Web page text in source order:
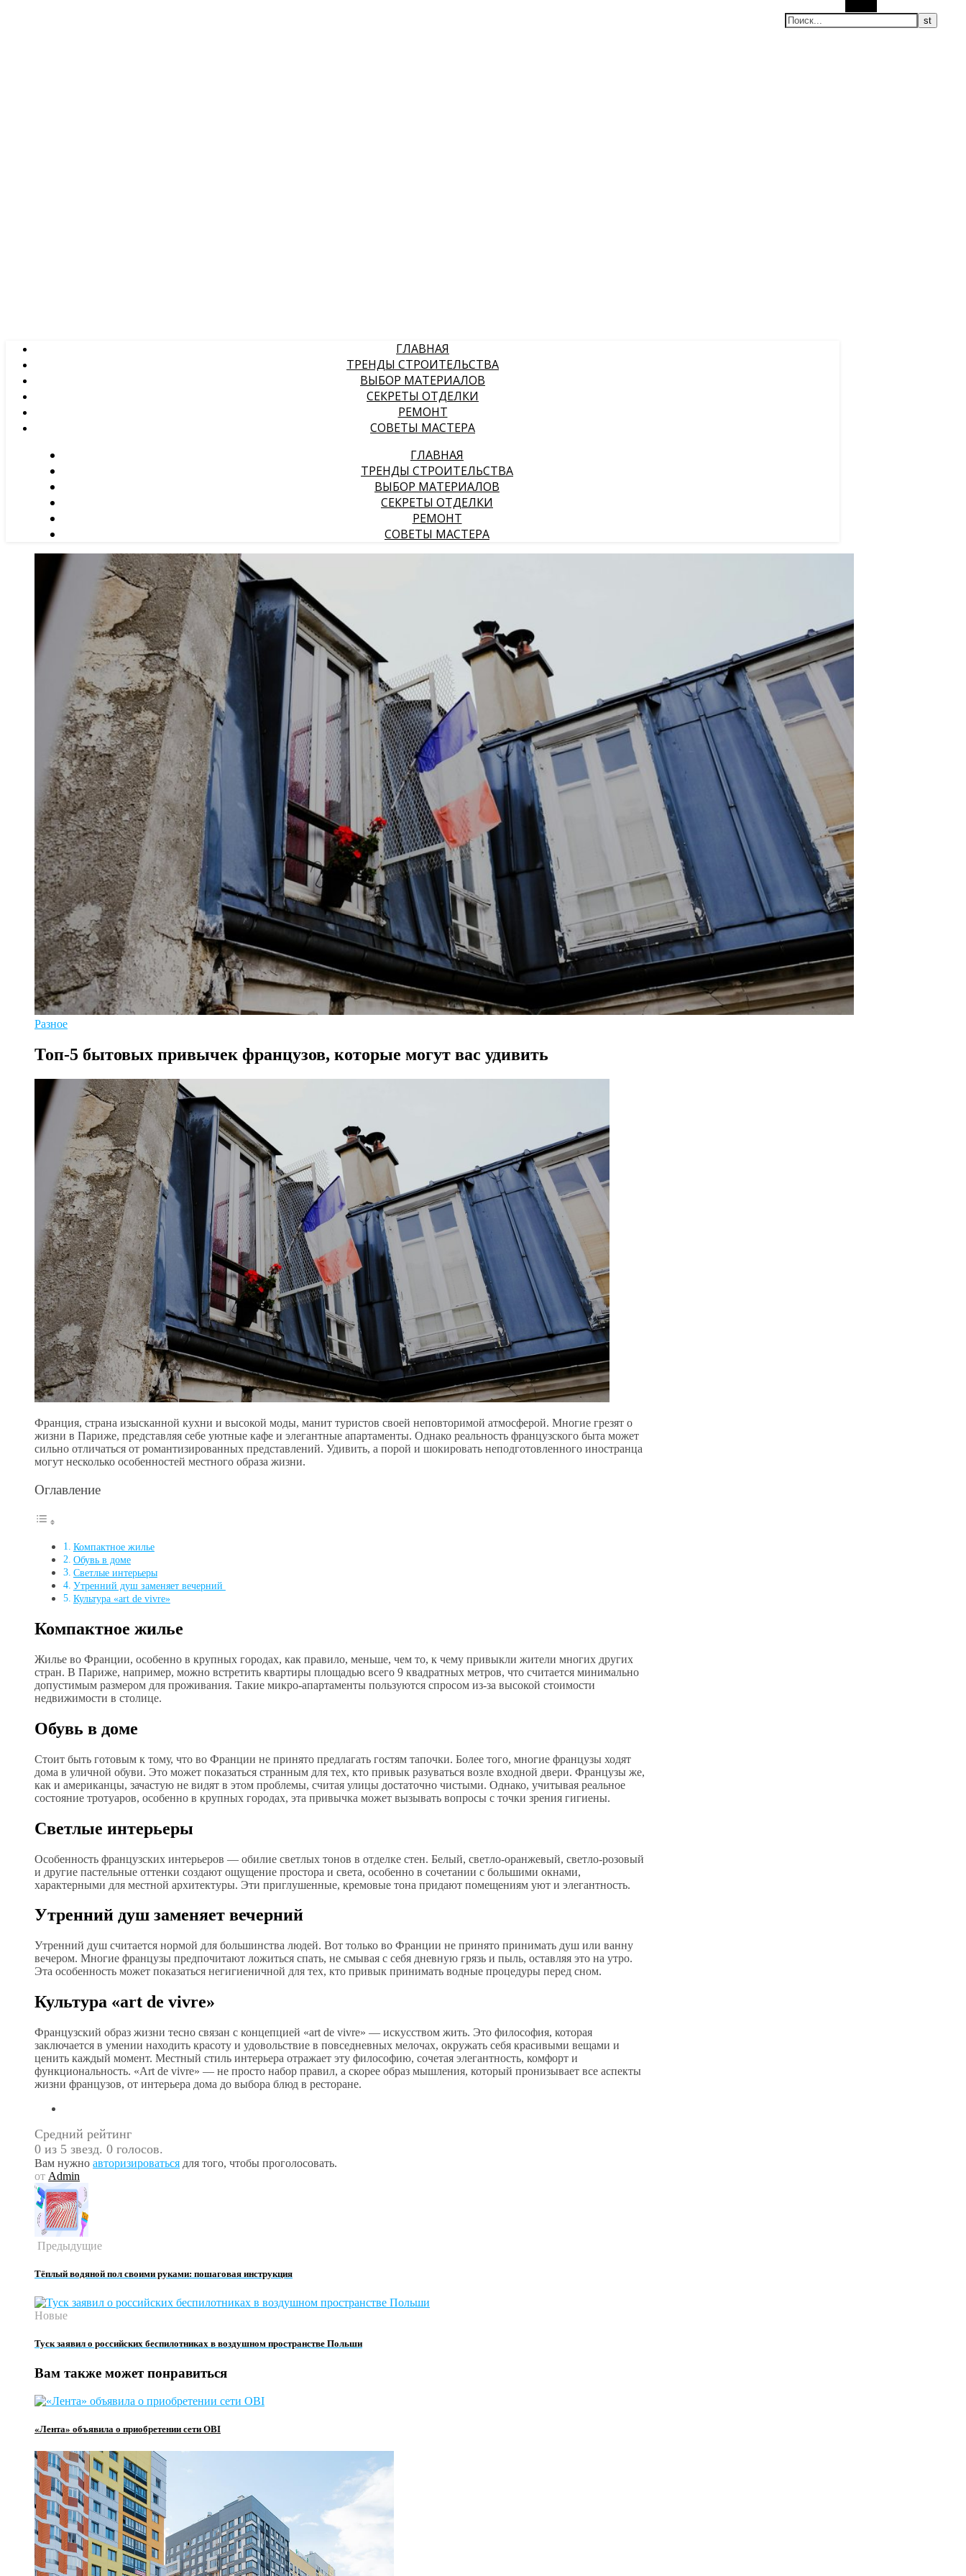
ГЛАВНАЯ
ТРЕНДЫ СТРОИТЕЛЬСТВА
ВЫБОР МАТЕРИАЛОВ
СЕКРЕТЫ ОТДЕЛКИ
РЕМОНТ
СОВЕТЫ МАСТЕРА
ГЛАВНАЯ
ТРЕНДЫ СТРОИТЕЛЬСТВА
ВЫБОР МАТЕРИАЛОВ
СЕКРЕТЫ ОТДЕЛКИ
РЕМОНТ
СОВЕТЫ МАСТЕРА
Разное
Топ-5 бытовых привычек французов, которые могут вас удивить
Франция, страна изысканной кухни и высокой моды, манит туристов своей неповторимой атмосферой. Многие грезят о
жизни в Париже, представляя себе уютные кафе и элегантные апартаменты. Однако реальность французского быта может
сильно отличаться от романтизированных представлений. Удивить, а порой и шокировать неподготовленного иностранца
могут несколько особенностей местного образа жизни.
Оглавление
Компактное жилье
Обувь в доме
Светлые интерьеры
Утренний душ заменяет вечерний
Культура «art de vivre»
Компактное жилье
Жилье во Франции, особенно в крупных городах, как правило, меньше, чем то, к чему привыкли жители многих других
стран. В Париже, например, можно встретить квартиры площадью всего 9 квадратных метров, что считается минимально
допустимым размером для проживания. Такие микро-апартаменты пользуются спросом из-за высокой стоимости
недвижимости в столице.
Обувь в доме
Стоит быть готовым к тому, что во Франции не принято предлагать гостям тапочки. Более того, многие французы ходят
дома в уличной обуви. Это может показаться странным для тех, кто привык разуваться возле входной двери. Французы же,
как и американцы, зачастую не видят в этом проблемы, считая улицы достаточно чистыми. Однако, учитывая реальное
состояние тротуаров, особенно в крупных городах, эта привычка может вызывать вопросы с точки зрения гигиены.
Светлые интерьеры
Особенность французских интерьеров — обилие светлых тонов в отделке стен. Белый, светло-оранжевый, светло-розовый
и другие пастельные оттенки создают ощущение простора и света, особенно в сочетании с большими окнами,
характерными для местной архитектуры. Эти приглушенные, кремовые тона придают помещениям уют и элегантность.
Утренний душ заменяет вечерний
Утренний душ считается нормой для большинства людей. Вот только во Франции не принято принимать душ или ванну
вечером. Многие французы предпочитают ложиться спать, не смывая с себя дневную грязь и пыль, оставляя это на утро.
Эта особенность может показаться негигиеничной для тех, кто привык принимать водные процедуры перед сном.
Культура «art de vivre»
Французский образ жизни тесно связан с концепцией «art de vivre» — искусством жить. Это философия, которая
заключается в умении находить красоту и удовольствие в повседневных мелочах, окружать себя красивыми вещами и
ценить каждый момент. Местный стиль интерьера отражает эту философию, сочетая элегантность, комфорт и
функциональность. «Art de vivre» — не просто набор правил, а скорее образ мышления, который пронизывает все аспекты
жизни французов, от интерьера дома до выбора блюд в ресторане.
Средний рейтинг
0 из 5 звезд. 0 голосов.
Вам нужно авторизироваться для того, чтобы проголосовать.
от Admin
Предыдущие
Тёплый водяной пол своими руками: пошаговая инструкция
Новые
Туск заявил о российских беспилотниках в воздушном пространстве Польши
Вам также может понравиться
«Лента» объявила о приобретении сети OBI